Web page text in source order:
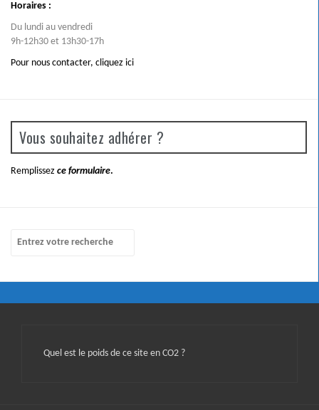
Horaires :
Du lundi au vendredi
9h-12h30 et 13h30-17h
Pour nous contacter, cliquez ici
Vous souhaitez adhérer ?
Remplissez ce formulaire.
Quel est le poids de ce site en CO2 ?